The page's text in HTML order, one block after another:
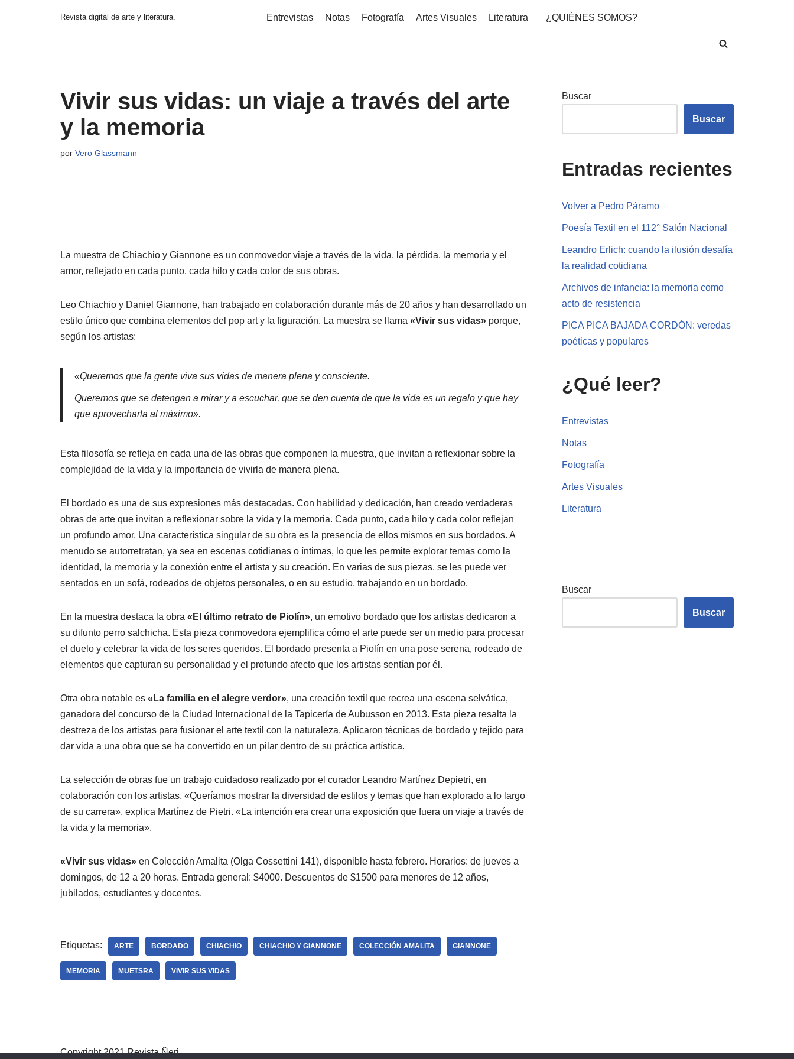
Revista digital de arte y literatura. Entrevistas Notas Fotografía Artes Visuales Literatura ¿QUIÉNES SOMOS?
Vivir sus vidas: un viaje a través del arte
y la memoria
por Vero Glassmann
La muestra de Chiachio y Giannone es un conmovedor viaje a través de la vida, la pérdida, la memoria y el
amor, reflejado en cada punto, cada hilo y cada color de sus obras.
Leo Chiachio y Daniel Giannone, han trabajado en colaboración durante más de 20 años y han desarrollado un
estilo único que combina elementos del pop art y la figuración. La muestra se llama «Vivir sus vidas» porque,
según los artistas:
«Queremos que la gente viva sus vidas de manera plena y consciente.
Queremos que se detengan a mirar y a escuchar, que se den cuenta de que la vida es un regalo y que hay
que aprovecharla al máximo».
Esta filosofía se refleja en cada una de las obras que componen la muestra, que invitan a reflexionar sobre la
complejidad de la vida y la importancia de vivirla de manera plena.
El bordado es una de sus expresiones más destacadas. Con habilidad y dedicación, han creado verdaderas
obras de arte que invitan a reflexionar sobre la vida y la memoria. Cada punto, cada hilo y cada color reflejan
un profundo amor. Una característica singular de su obra es la presencia de ellos mismos en sus bordados. A
menudo se autorretratan, ya sea en escenas cotidianas o íntimas, lo que les permite explorar temas como la
identidad, la memoria y la conexión entre el artista y su creación. En varias de sus piezas, se les puede ver
sentados en un sofá, rodeados de objetos personales, o en su estudio, trabajando en un bordado.
En la muestra destaca la obra «El último retrato de Piolín», un emotivo bordado que los artistas dedicaron a
su difunto perro salchicha. Esta pieza conmovedora ejemplifica cómo el arte puede ser un medio para procesar
el duelo y celebrar la vida de los seres queridos. El bordado presenta a Piolín en una pose serena, rodeado de
elementos que capturan su personalidad y el profundo afecto que los artistas sentían por él.
Otra obra notable es «La familia en el alegre verdor», una creación textil que recrea una escena selvática,
ganadora del concurso de la Ciudad Internacional de la Tapicería de Aubusson en 2013. Esta pieza resalta la
destreza de los artistas para fusionar el arte textil con la naturaleza. Aplicaron técnicas de bordado y tejido para
dar vida a una obra que se ha convertido en un pilar dentro de su práctica artística.
La selección de obras fue un trabajo cuidadoso realizado por el curador Leandro Martínez Depietri, en
colaboración con los artistas. «Queríamos mostrar la diversidad de estilos y temas que han explorado a lo largo
de su carrera», explica Martínez de Pietri. «La intención era crear una exposición que fuera un viaje a través de
la vida y la memoria».
«Vivir sus vidas» en Colección Amalita (Olga Cossettini 141), disponible hasta febrero. Horarios: de jueves a
domingos, de 12 a 20 horas. Entrada general: $4000. Descuentos de $1500 para menores de 12 años,
jubilados, estudiantes y docentes.
Etiquetas: ARTE BORDADO CHIACHIO CHIACHIO Y GIANNONE COLECCIÓN AMALITA GIANNONE
MEMORIA MUETSRA VIVIR SUS VIDAS
Buscar
Buscar
Entradas recientes
Volver a Pedro Páramo
Poesía Textil en el 112° Salón Nacional
Leandro Erlich: cuando la ilusión desafía
la realidad cotidiana
Archivos de infancia: la memoria como
acto de resistencia
PICA PICA BAJADA CORDÓN: veredas
poéticas y populares
¿Qué leer?
Entrevistas
Notas
Fotografía
Artes Visuales
Literatura
Buscar
Buscar
Copyright 2021 Revista Ñeri